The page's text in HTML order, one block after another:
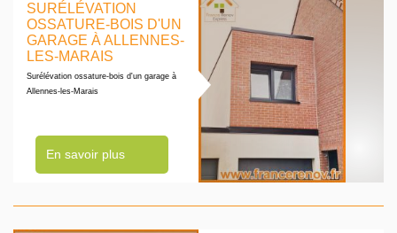
SURÉLÉVATION
OSSATURE-BOIS D'UN
GARAGE À ALLENNES-
LES-MARAIS
Surélévation ossature-bois d'un garage à
Allennes-les-Marais
En savoir plus